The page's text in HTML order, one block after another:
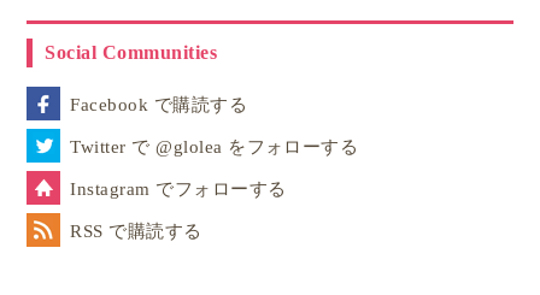
Social Communities
Facebook で購読する
Twitter で @glolea をフォローする
Instagram でフォローする
RSS で購読する